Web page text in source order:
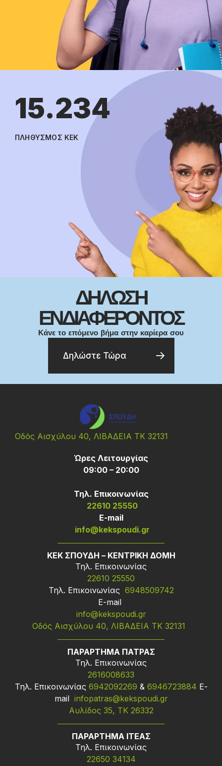
15.234
ΠΛΗΘΥΣΜΟΣ ΚΕΚ
ΔΗΛΩΣΗ
ΕΝΔΙΑΦΕΡΟΝΤΟΣ
Κάνε το επόμενο βήμα στην καρίερα σου
Δηλώστε Τώρα
Οδός Αισχύλου 40, ΛΙΒΑΔΕΙΑ ΤΚ 32131
Ώρες Λειτουργίας
09:00 – 20:00
Τηλ. Επικοινωνίας
22610 25550
Ε-mail
info@kekspoudi.gr
ΚΕΚ ΣΠΟΥΔΗ – ΚΕΝΤΡΙΚΗ ΔΟΜΗ
Τηλ. Επικοινωνίας
22610 25550
Τηλ. Επικοινωνίας 6948509742
Ε-mail
info@kekspoudi.gr
Οδός Αισχύλου 40, ΛΙΒΑΔΕΙΑ ΤΚ 32131
ΠΑΡΑΡΤΗΜΑ ΠΑΤΡΑΣ
Τηλ. Επικοινωνίας
2616008633
Τηλ. Επικοινωνίας 6942092269 & 6946723884 Ε-
mail infopatras@kekspoudi.gr
Αυλίδος 35, ΤΚ 26332
ΠΑΡΑΡΤΗΜΑ ΙΤΕΑΣ
Τηλ. Επικοινωνίας
22650 34134